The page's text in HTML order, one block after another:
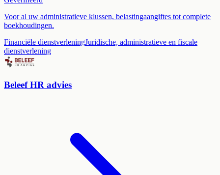
Voor al uw administratieve klussen, belastingaangiftes tot complete
boekhoudingen.
Financiële dienstverleningJuridische, administratieve en fiscale
dienstverlening
Beleef HR advies